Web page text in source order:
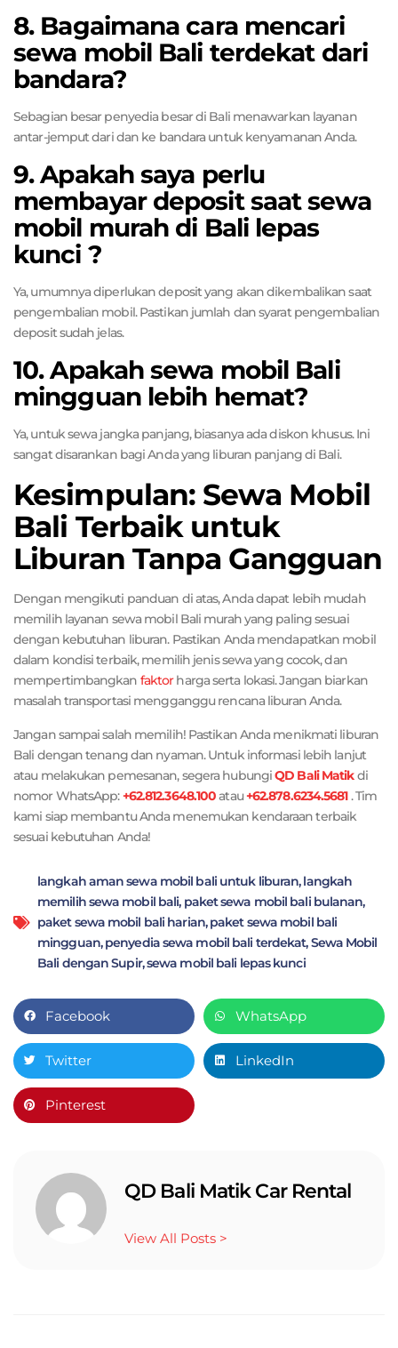
8. Bagaimana cara mencari
sewa mobil Bali terdekat dari
bandara?
Sebagian besar penyedia besar di Bali menawarkan layanan
antar-jemput dari dan ke bandara untuk kenyamanan Anda.
9. Apakah saya perlu
membayar deposit saat sewa
mobil murah di Bali lepas
kunci ?
Ya, umumnya diperlukan deposit yang akan dikembalikan saat
pengembalian mobil. Pastikan jumlah dan syarat pengembalian
deposit sudah jelas.
10. Apakah sewa mobil Bali
mingguan lebih hemat?
Ya, untuk sewa jangka panjang, biasanya ada diskon khusus. Ini
sangat disarankan bagi Anda yang liburan panjang di Bali.
Kesimpulan: Sewa Mobil
Bali Terbaik untuk
Liburan Tanpa Gangguan
Dengan mengikuti panduan di atas, Anda dapat lebih mudah
memilih layanan sewa mobil Bali murah yang paling sesuai
dengan kebutuhan liburan. Pastikan Anda mendapatkan mobil
dalam kondisi terbaik, memilih jenis sewa yang cocok, dan
mempertimbangkan faktorharga serta lokasi. Jangan biarkan
masalah transportasi mengganggu rencana liburan Anda.
Jangan sampai salah memilih! Pastikan Anda menikmati liburan
Bali dengan tenang dan nyaman. Untuk informasi lebih lanjut
atau melakukan pemesanan, segera hubungiQD Bali Matikdi
nomor WhatsApp:+62.812.3648.100atau+62.878.6234.5681. Tim
kami siap membantu Anda menemukan kendaraan terbaik
sesuai kebutuhan Anda!
langkah aman sewa mobil bali untuk liburan,langkah
memilih sewa mobil bali, paket sewa mobil bali bulanan,
paket sewa mobil bali harian,paket sewa mobil bali
mingguan,penyedia sewa mobil bali terdekat,Sewa Mobil
Bali dengan Supir,sewa mobil bali lepas kunci
Facebook WhatsApp
Twitter LinkedIn
Pinterest
QD Bali Matik Car Rental
View All Posts >